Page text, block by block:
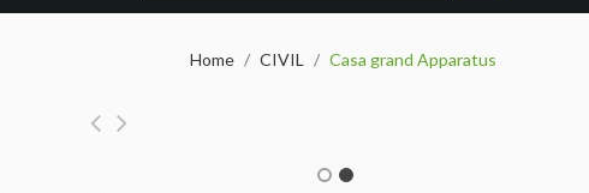
Home / CIVIL / Casa grand Apparatus